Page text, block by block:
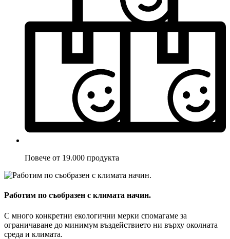
Повече от 19.000 продукта
Работим по съобразен с климата начин.
С много конкретни екологични мерки спомагаме за
ограничаване до минимум въздействието ни върху околната
среда и климата.